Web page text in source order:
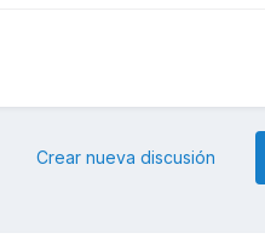
Crear nueva discusión